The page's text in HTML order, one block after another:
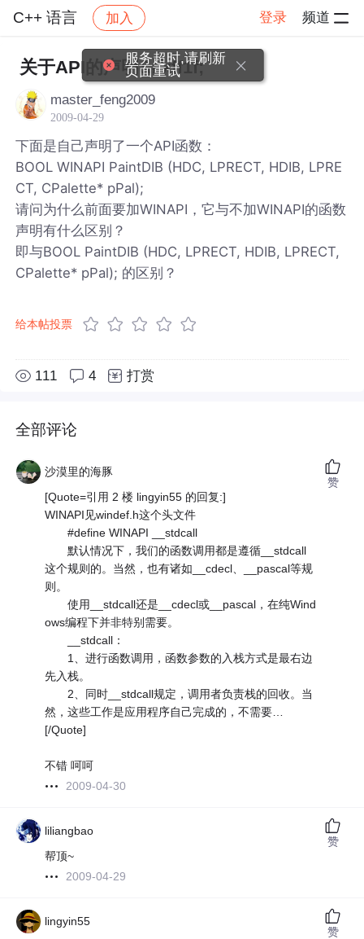
C++ 语言 加入 登录 频道
社区 C++ 语言 帖子详情
关于API的声明&#xff1f;
master_feng2009
2009-04-29
下面是自己声明了一个API函数：
BOOL WINAPI PaintDIB (HDC, LPRECT, HDIB, LPRE
CT, CPalette* pPal);
请问为什么前面要加WINAPI，它与不加WINAPI的函数
声明有什么区别？
即与BOOL PaintDIB (HDC, LPRECT, HDIB, LPRECT,
CPalette* pPal); 的区别？
给本帖投票
111 4 打赏
全部评论
沙漠里的海豚
[Quote=引用 2 楼 lingyin55 的回复:]
WINAPI见windef.h这个头文件
#define WINAPI __stdcall
默认情况下，我们的函数调用都是遵循__stdcall
这个规则的。当然，也有诸如__cdecl、__pascal等规
则。
使用__stdcall还是__cdecl或__pascal，在纯Wind
ows编程下并非特别需要。
__stdcall：
1、进行函数调用，函数参数的入栈方式是最右边
先入栈。
2、同时__stdcall规定，调用者负责栈的回收。当
然，这些工作是应用程序自己完成的，不需要…
[/Quote]
不错 呵呵
2009-04-30
赞
liliangbao
帮顶~
2009-04-29
赞
lingyin55
赞
服务超时,请刷新
页面重试